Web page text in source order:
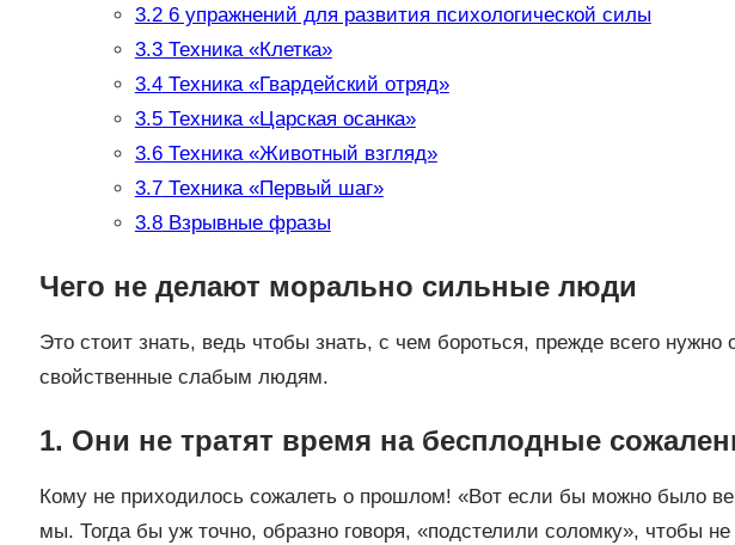
3.26 упражнений для развития психологической силы
3.3Техника «Клетка»
3.4Техника «Гвардейский отряд»
3.5Техника «Царская осанка»
3.6Техника «Животный взгляд»
3.7Техника «Первый шаг»
3.8Взрывные фразы
Чего не делают морально сильные люди
Это стоит знать, ведь чтобы знать, с чем бороться, прежде всего нужно
свойственные слабым людям.
1. Они не тратят время на бесплодные
Кому не приходилось сожалеть о прошлом! «Вот если бы можно было
мы. Тогда бы уж точно, образно говоря, «подстелили соломку», чтобы не